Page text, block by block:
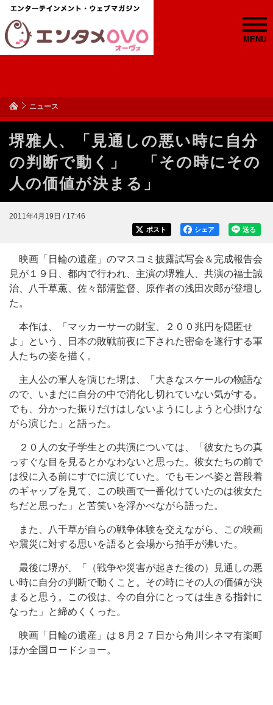
MENU
ニュース
堺雅人、「見通しの悪い時に自分
の判断で動く」 「その時にその
人の価値が決まる」
2011年4月19日 / 17:46
送る
シェア
ポスト
映画「日輪の遺産」のマスコミ披露試写会＆完成報告会
見が１９日、都内で行われ、主演の堺雅人、共演の福士誠
治、八千草薫、佐々部清監督、原作者の浅田次郎が登壇し
た。
本作は、「マッカーサーの財宝、２００兆円を隠匿せ
よ」という、日本の敗戦前夜に下された密命を遂行する軍
人たちの姿を描く。
主人公の軍人を演じた堺は、「大きなスケールの物語な
ので、いまだに自分の中で消化し切れていない気がする。
でも、分かった振りだけはしないようにしようと心掛けな
がら演じた」と語った。
２０人の女子学生との共演については、「彼女たちの真
っすぐな目を見るとかなわないと思った。彼女たちの前で
は役に入る前にすでに演じていた。でもモンペ姿と普段着
のギャップを見て、この映画で一番化けていたのは彼女た
ちだと思った」と苦笑いを浮かべながら語った。
また、八千草が自らの戦争体験を交えながら、この映画
や震災に対する思いを語ると会場から拍手が沸いた。
最後に堺が、「（戦争や災害が起きた後の）見通しの悪
い時に自分の判断で動くこと。その時にその人の価値が決
まると思う。この役は、今の自分にとっては生きる指針に
なった」と締めくくった。
映画「日輪の遺産」は８月２７日から角川シネマ有楽町
ほか全国ロードショー。